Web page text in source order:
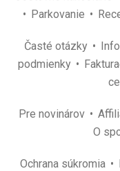
Parkovanie
Časté otázky
podmienky
Pre novinárov
O
Ochrana súkromia